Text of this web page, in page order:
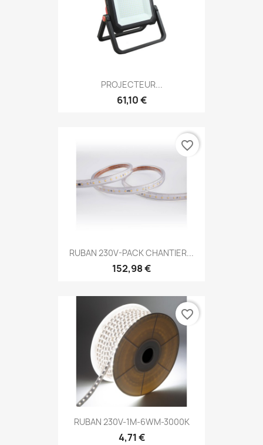
PROJECTEUR...
61,10 €
RUBAN 230V-PACK CHANTIER...
152,98 €
favorite_border
RUBAN 230V-1M-6WM-3000K
4,71 €
favorite_border